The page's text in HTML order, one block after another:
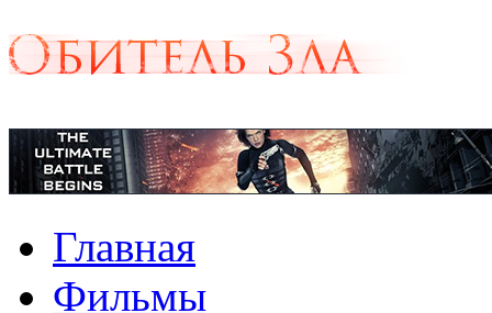
Главная
Фильмы